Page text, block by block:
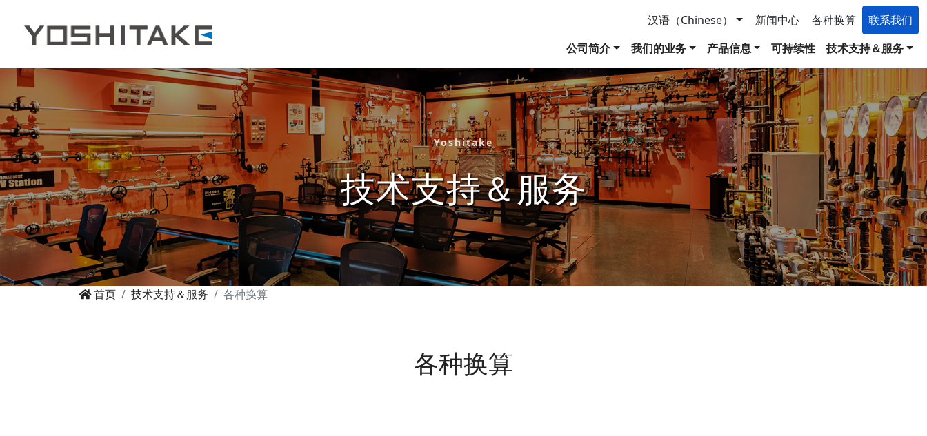
汉语（Chinese） 新闻中心 各种换算
联系我们
公司简介
我们的业务 产品信息 可持续性 技术支持＆服务
Yoshitake
技术支持＆服务
首页 技术支持＆服务 各种换算
各种换算